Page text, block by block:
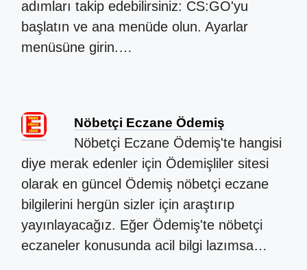
adımları takip edebilirsiniz: CS:GO'yu
başlatın ve ana menüde olun. Ayarlar
menüsüne girin.…
Nöbetçi Eczane Ödemiş
Nöbetçi Eczane Ödemiş'te hangisi
diye merak edenler için Ödemişliler sitesi
olarak en güncel Ödemiş nöbetçi eczane
bilgilerini hergün sizler için araştırıp
yayınlayacağız. Eğer Ödemiş'te nöbetçi
eczaneler konusunda acil bilgi lazımsa…